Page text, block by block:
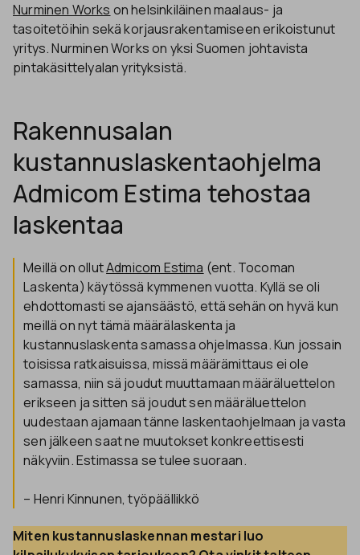
Nurminen Works on helsinkiläinen maalaus- ja
tasoitetöihin sekä korjausrakentamiseen erikoistunut
yritys. Nurminen Works on yksi Suomen johtavista
pintakäsittelyalan yrityksistä.
Rakennusalan
kustannuslaskentaohjelma
Admicom Estima tehostaa
laskentaa
Meillä on ollutAdmicom Estima (ent. Tocoman
Laskenta) käytössä kymmenen vuotta. Kyllä se oli
ehdottomasti se ajansäästö, että sehän on hyvä kun
meillä on nyt tämä määrälaskenta ja
kustannuslaskenta samassa ohjelmassa. Kun jossain
toisissa ratkaisuissa, missä määrämittaus ei ole
samassa, niin sä joudut muuttamaan määräluettelon
erikseen ja sitten sä joudut sen määräluettelon
uudestaan ajamaan tänne laskentaohjelmaan ja vasta
sen jälkeen saat ne muutokset konkreettisesti
näkyviin. Estimassa se tulee suoraan.
– Henri Kinnunen, työpäällikkö
Miten kustannuslaskennan mestari luo